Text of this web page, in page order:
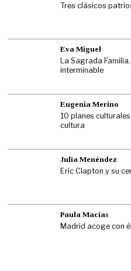
Tres clásicos
Eva Miguel
La Sagrada
interminable
Eugenia Merino
10 planes
cultura
Julia Menéndez
Eric Clapton y su
Paula Macías
Madrid acoge con